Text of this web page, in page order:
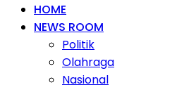
HOME
NEWS ROOM
Politik
Olahraga
Nasional